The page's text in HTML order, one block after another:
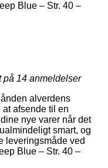
Blue – Str. 40 –
på 14 anmeldelser
alverdens
afsende til en
nye varer når det
smart, og
leveringsmåde ved
Blue – Str. 40 –